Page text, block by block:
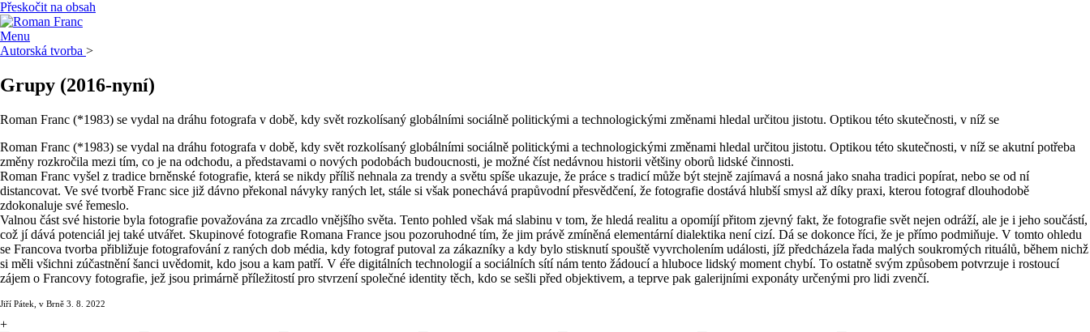
Přeskočit na obsah
Menu
Autorská tvorba >
Grupy (2016-nyní)
Roman Franc (*1983) se vydal na dráhu fotografa v době, kdy svět rozkolísaný globálními sociálně politickými a technologickými změnami hledal určitou jistotu. Optikou této skutečnosti, v níž se
Roman Franc (*1983) se vydal na dráhu fotografa v době, kdy svět rozkolísaný globálními sociálně politickými a technologickými změnami hledal určitou jistotu. Optikou této skutečnosti, v níž se akutní potřeba
změny rozkročila mezi tím, co je na odchodu, a představami o nových podobách budoucnosti, je možné číst nedávnou historii většiny oborů lidské činnosti.
Roman Franc vyšel z tradice brněnské fotografie, která se nikdy příliš nehnala za trendy a světu spíše ukazuje, že práce s tradicí může být stejně zajímavá a nosná jako snaha tradici popírat, nebo se od ní
distancovat. Ve své tvorbě Franc sice již dávno překonal návyky raných let, stále si však ponechává prapůvodní přesvědčení, že fotografie dostává hlubší smysl až díky praxi, kterou fotograf dlouhodobě
zdokonaluje své řemeslo.
Valnou část své historie byla fotografie považována za zrcadlo vnějšího světa. Tento pohled však má slabinu v tom, že hledá realitu a opomíjí přitom zjevný fakt, že fotografie svět nejen odráží, ale je i jeho součástí,
což jí dává potenciál jej také utvářet. Skupinové fotografie Romana France jsou pozoruhodné tím, že jim právě zmíněná elementární dialektika není cizí. Dá se dokonce říci, že je přímo podmiňuje. V tomto ohledu
se Francova tvorba přibližuje fotografování z raných dob média, kdy fotograf putoval za zákazníky a kdy bylo stisknutí spouště vyvrcholením události, jíž předcházela řada malých soukromých rituálů, během nichž
si měli všichni zúčastnění šanci uvědomit, kdo jsou a kam patří. V éře digitálních technologií a sociálních sítí nám tento žádoucí a hluboce lidský moment chybí. To ostatně svým způsobem potvrzuje i rostoucí
zájem o Francovy fotografie, jež jsou primárně příležitostí pro stvrzení společné identity těch, kdo se sešli před objektivem, a teprve pak galerijními exponáty určenými pro lidi zvenčí.
Jiří Pátek, v Brně 3. 8. 2022
+